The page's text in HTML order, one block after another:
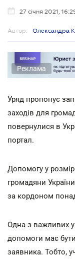
27 січня 2021,
Автор: Олександра
Реклама
Уряд пропонує
заходів для
повернулися в
портал.
Допомогу у
громадяни
за кордоном
Одна з важливих
допомоги має
заявника. Тобто,